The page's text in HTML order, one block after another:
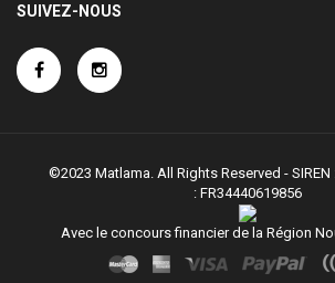
SUIVEZ-NOUS
©2023 Matlama. All Rights Reserved - SIREN
: FR34440619856
Avec le concours financier de la Région